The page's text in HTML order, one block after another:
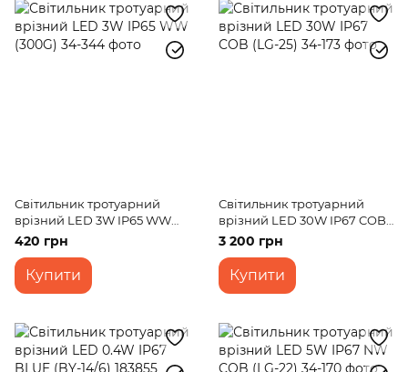
Світильник тротуарний
врізний LED 3W IP65 WW
(300G)
420 грн
Купити
Світильник тротуарний
врізний LED 30W IP67 COB
(LG-25)
3 200 грн
Купити